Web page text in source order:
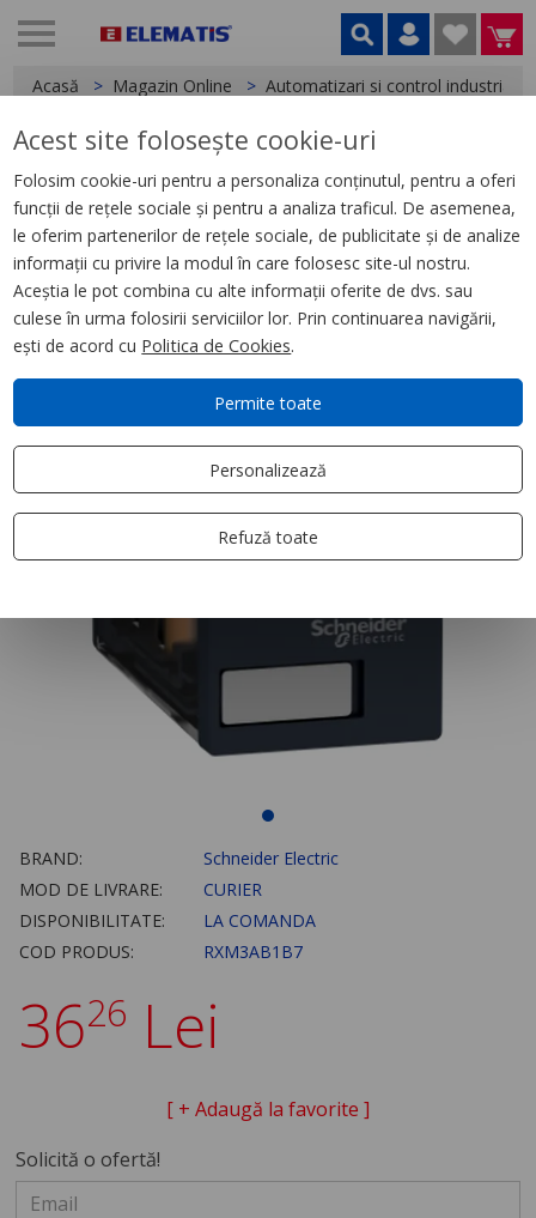
Acasă Magazin Online Automatizari si control industrial
< Relee
Releu Conectabil Miniatura,
Zelio Rxm, 3 C/O, 24 V C.A., 10 A
BRAND:
Schneider Electric
MOD DE LIVRARE:
CURIER
DISPONIBILITATE:
LA COMANDA
COD PRODUS:
RXM3AB1B7
3626 Lei
[ + Adaugă la favorite ]
Solicită o ofertă!
Acest site folosește cookie-uri
Folosim cookie-uri pentru a personaliza conținutul, pentru a oferi
funcții de rețele sociale și pentru a analiza traficul. De asemenea,
le oferim partenerilor de rețele sociale, de publicitate și de analize
informații cu privire la modul în care folosesc site-ul nostru.
Aceștia le pot combina cu alte informații oferite de dvs. sau
culese în urma folosirii serviciilor lor. Prin continuarea navigării,
ești de acord cu Politica de Cookies.
Permite toate
Personalizează
Refuză toate